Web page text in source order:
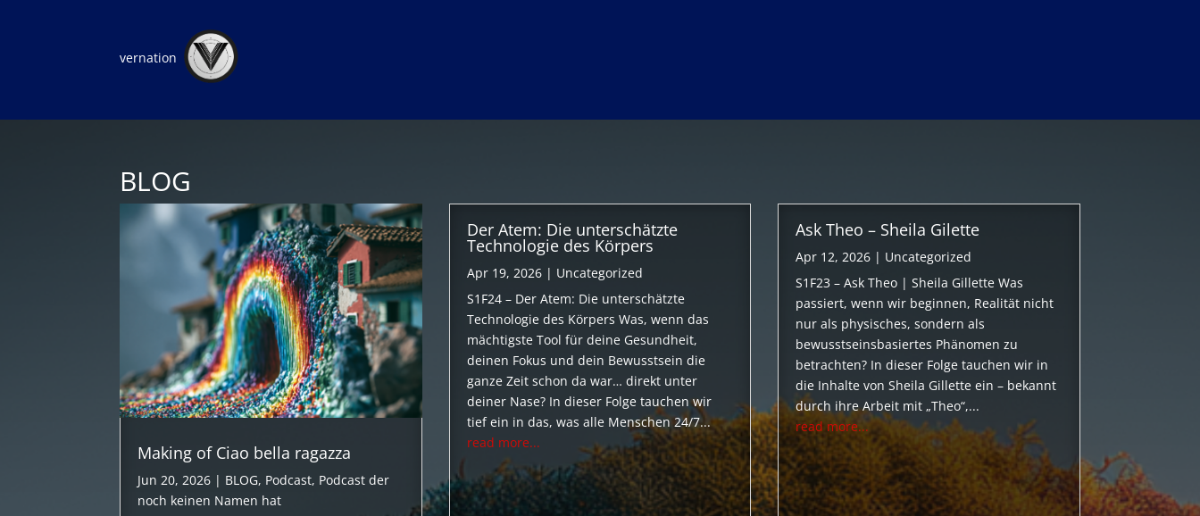
vernation
BLOG
Making of Ciao bella ragazza
Jun 20, 2026 | BLOG, Podcast, Podcast der
noch keinen Namen hat
Der Atem: Die unterschätzte
Technologie des Körpers
Apr 19, 2026| Uncategorized
S1F24 – Der Atem: Die unterschätzte
Technologie des Körpers Was, wenn das
mächtigste Tool für deine Gesundheit,
deinen Fokus und dein Bewusstsein die
ganze Zeit schon da war… direkt unter
deiner Nase? In dieser Folge tauchen wir
tief ein in das, was alle Menschen 24/7...
read more...
Ask Theo – Sheila Gilette
Apr 12, 2026 | Uncategorized
S1F23 – Ask Theo | Sheila Gillette Was
passiert, wenn wir beginnen, Realität nicht
nur als physisches, sondern als
bewusstseinsbasiertes Phänomen zu
betrachten? In dieser Folge tauchen wir in
die Inhalte von Sheila Gillette ein – bekannt
durch ihre Arbeit mit „Theo“,...
read more...